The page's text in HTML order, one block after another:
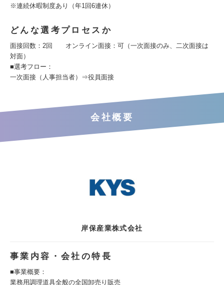
※連続休暇制度あり（年1回6連休）
どんな選考プロセスか
面接回数：2回 オンライン面接：可（一次面接のみ、二次面接は
対面）
■選考フロー：
一次面接（人事担当者）⇒役員面接
会社概要
岸保産業株式会社
事業内容・会社の特長
■事業概要：
業務用調理道具全般の全国卸売り販売